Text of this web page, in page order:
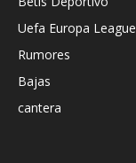
Uefa Europa League
Rumores
Bajas
cantera